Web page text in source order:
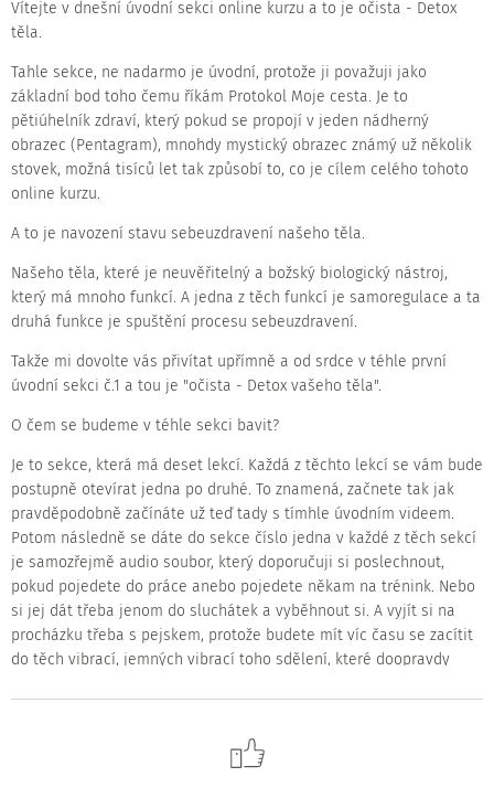
Vítejte v dnešní úvodní sekci online kurzu a to je očista - Detox
těla.
Tahle sekce, ne nadarmo je úvodní, protože ji považuji jako
základní bod toho čemu říkám Protokol Moje cesta. Je to
pětiúhelník zdraví, který pokud se propojí v jeden nádherný
obrazec (Pentagram), mnohdy mystický obrazec známý už několik
stovek, možná tisíců let tak způsobí to, co je cílem celého tohoto
online kurzu.
A to je navození stavu sebeuzdravení našeho těla.
Našeho těla, které je neuvěřitelný a božský biologický nástroj,
který má mnoho funkcí. A jedna z těch funkcí je samoregulace a ta
druhá funkce je spuštění procesu sebeuzdravení.
Takže mi dovolte vás přivítat upřímně a od srdce v téhle první
úvodní sekci č.1 a tou je "očista - Detox vašeho těla".
O čem se budeme v téhle sekci bavit?
Je to sekce, která má deset lekcí. Každá z těchto lekcí se vám bude
postupně otevírat jedna po druhé. To znamená, začnete tak jak
pravděpodobně začínáte už teď tady s tímhle úvodním videem.
Potom následně se dáte do sekce číslo jedna v každé z těch sekcí
je samozřejmě audio soubor, který doporučuji si poslechnout,
pokud pojedete do práce anebo pojedete někam na trénink. Nebo
si jej dát třeba jenom do sluchátek a vyběhnout si. A vyjít si na
procházku třeba s pejskem, protože budete mít víc času se zacítit
do těch vibrací, jemných vibrací toho sdělení, které doopravdy
Až na nějaké velmi malé jednicové výjimky, ale spíše existují